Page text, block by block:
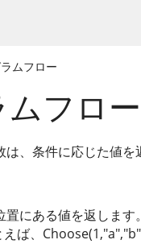
ムフロー
フロー
、条件に応じた値を
置にある値を返しま
ば、